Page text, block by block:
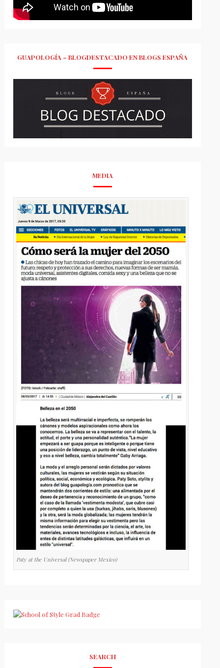
GUAPOLOGÍA – BLOGDESTACADO EN BLOGS ESPAÑA
MEDIA
Paty at the Universal (Newspaper Mexico)
SEARCH